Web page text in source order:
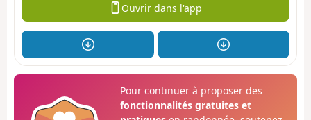
Ouvrir dans l'app
Pour continuer à proposer des
fonctionnalités gratuites et